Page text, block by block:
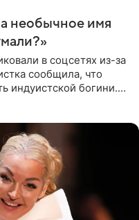
необычное имя
в соцсетях из-за
сообщила, что
индуистской богини.